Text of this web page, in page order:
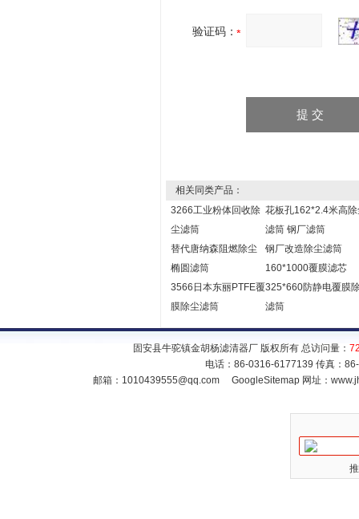
验证码：
相关同类产品：
3266工业粉体回收除
尘滤筒
花板孔162*2.4米高除
滤筒 钢厂滤筒
替代唐纳森阻燃除尘
椭圆滤筒
钢厂改造除尘滤筒
160*1000覆膜滤芯
3566日本东丽PTFE覆
膜除尘滤筒
325*660防静电覆膜
滤筒
固安县牛驼镇金胡杨滤清器厂 版权所有 总访问量：
电话：86-0316-6177139 传真：
邮箱： 1010439555@qq.com GoogleSitemap网址：